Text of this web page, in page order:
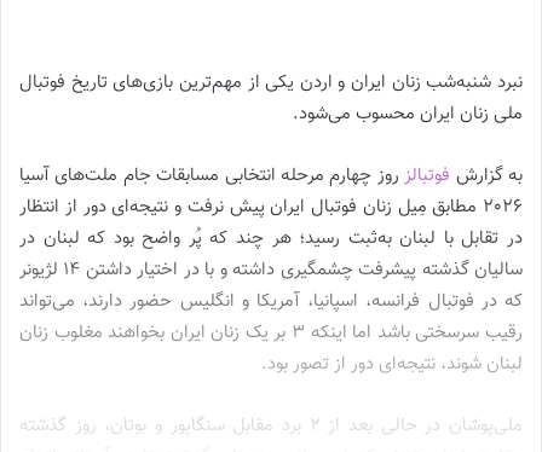
نبرد شنبه‌شب زنان ایران و اردن یکی از مهم‌ترین بازی‌های تاریخ فوتبال
ملی زنان ایران محسوب می‌شود.
به گزارش فوتبالزروز چهارم مرحله انتخابی مسابقات جام ملت‌های آسیا
2026 مطابق مِیل زنان فوتبال ایران پیش نرفت و نتیجه‌ای دور از انتظار
در تقابل با لبنان به‌ثبت رسید؛ هر چند که پُر واضح بود که لبنان در
سالیان گذشته پیشرفت چشمگیری داشته و با در اختیار داشتن 14 لژیونر
که در فوتبال فرانسه، اسپانیا، آمریکا و انگلیس حضور دارند، می‌تواند
رقیب سرسختی باشد اما اینکه 3 بر یک زنان ایران بخواهند مغلوب زنان
لبنان شوند، نتیجه‌ای دور از تصور بود.
ملی‌پوشان در حالی بعد از 2 برد مقابل سنگاپور و بوتان، روز گذشته